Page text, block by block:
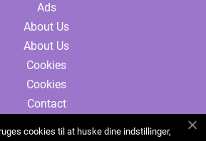
Ads
About Us
About Us
Cookies
Cookies
Contact
cookies til at huske dine indstillinger,